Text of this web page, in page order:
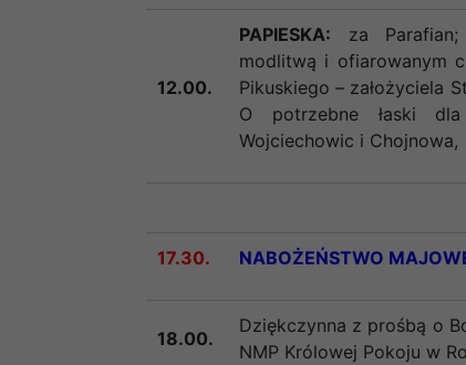
12.00.
PAPIESKA:
za
modlitwą i ofiarowanym
Pikuskiego – założyciela
O potrzebne łaski
Wojciechowic i Chojnowa,
17.30. NABOŻEŃSTWO
18.00.
Dziękczynna z prośbą o
NMP Królowej Pokoju w